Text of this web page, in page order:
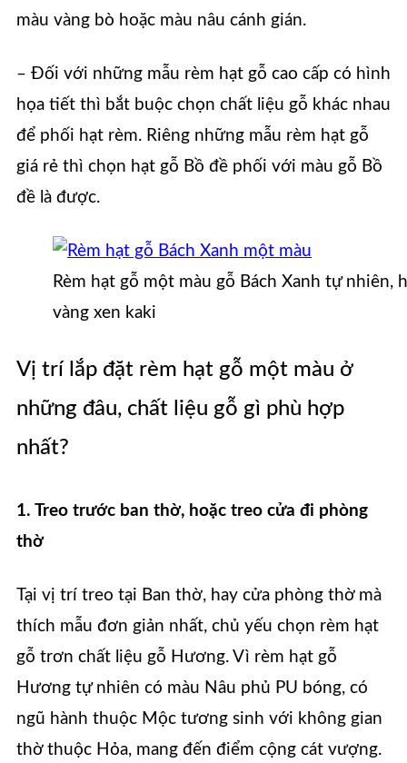
màu vàng bò hoặc màu nâu cánh gián.
– Đối với những mẫu rèm hạt gỗ cao cấp có hình
họa tiết thì bắt buộc chọn chất liệu gỗ khác nhau
để phối hạt rèm. Riêng những mẫu rèm hạt gỗ
giá rẻ thì chọn hạt gỗ Bồ đề phối với màu gỗ Bồ
đề là được.
Rèm hạt gỗ một màu gỗ Bách Xanh tự nhiên,
vàng xen kaki
Vị trí lắp đặt rèm hạt gỗ một màu ở
những đâu, chất liệu gỗ gì phù hợp
nhất?
1. Treo trước ban thờ, hoặc treo cửa đi phòng
thờ
Tại vị trí treo tại Ban thờ, hay cửa phòng thờ mà
thích mẫu đơn giản nhất, chủ yếu chọn rèm hạt
gỗ trơn chất liệu gỗ Hương. Vì rèm hạt gỗ
Hương tự nhiên có màu Nâu phủ PU bóng, có
ngũ hành thuộc Mộc tương sinh với không gian
thờ thuộc Hỏa, mang đến điểm cộng cát vượng.